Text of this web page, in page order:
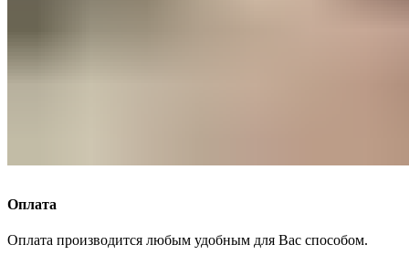
Оплата
Оплата производится любым удобным для Вас способом.